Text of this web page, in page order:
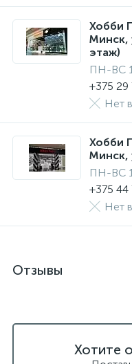
Хобби
Минск,
этаж)
ПН-ВС
+375 29
Нет
Хобби
Минск,
ПН-ВС
+375
Нет
Отзывы
Хотите